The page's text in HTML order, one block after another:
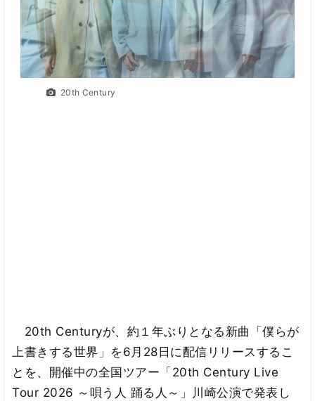
20th Century
20th Centuryが、約１年ぶりとなる新曲「僕らが
上書きする世界」を6月28日に配信リリースするこ
とを、開催中の全国ツアー「20th Century Live
Tour 2026 ～唄う人 踊る人～」川崎公演で発表し